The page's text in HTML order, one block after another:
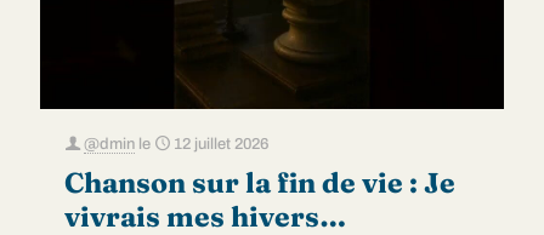
@dmin le 12 juillet 2026
Chanson sur la fin de vie : Je
vivrais mes hivers…